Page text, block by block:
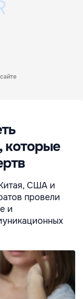
которые
США и
провели
и